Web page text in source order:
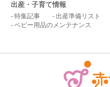
出産・子育て情報
特集記事 出産準備リスト
ベビー用品のメンテナンス